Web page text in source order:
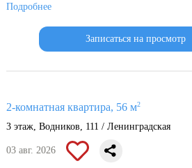
Подробнее
Записаться на просмотр
2-комнатная квартира, 56 м2
3 этаж, Водников, 111 / Ленинградская
03 авг. 2026